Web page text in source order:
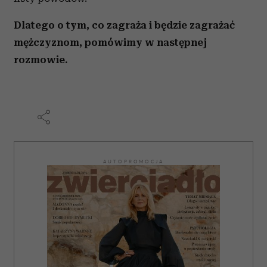
Dlatego o tym, co zagraża i będzie zagrażać
mężczyznom, pomówimy w następnej
rozmowie.
AUTOPROMOCJA